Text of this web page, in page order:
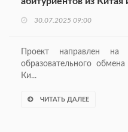
30.07.2025 09:00
Проект направлен на
образовательного
Ки...
ЧИТАТЬ ДАЛЕЕ